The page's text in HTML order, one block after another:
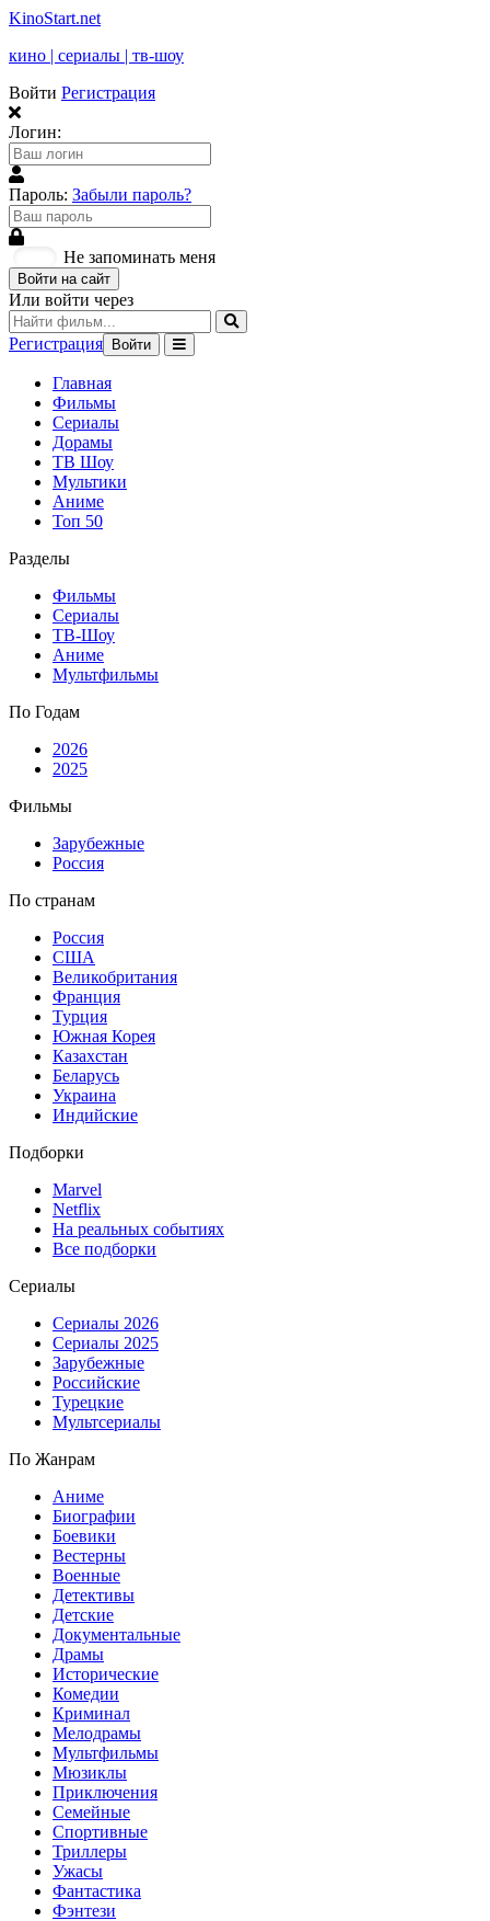
KinoStart.net
кино | сериалы | тв-шоу
Войти Регистрация
Логин:
Пароль: Забыли пароль?
Не запоминать меня
Войти на сайт
Или войти через
Регистрация Войти
Главная
Фильмы
Сериалы
Дорамы
ТВ Шоу
Мультики
Аниме
Топ 50
Разделы
Фильмы
Сериалы
ТВ-Шоу
Аниме
Мультфильмы
По Годам
2026
2025
Фильмы
Зарубежные
Россия
По странам
Россия
США
Великобритания
Франция
Турция
Южная Корея
Казахстан
Беларусь
Украина
Индийские
Подборки
Marvel
Netflix
На реальных событиях
Все подборки
Сериалы
Сериалы 2026
Сериалы 2025
Зарубежные
Российские
Турецкие
Мультсериалы
По Жанрам
Аниме
Биографии
Боевики
Вестерны
Военные
Детективы
Детские
Документальные
Драмы
Исторические
Комедии
Криминал
Мелодрамы
Мультфильмы
Мюзиклы
Приключения
Семейные
Спортивные
Триллеры
Ужасы
Фантастика
Фэнтези